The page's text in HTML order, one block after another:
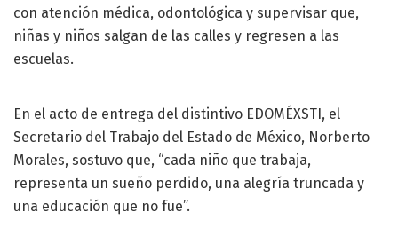
con atención médica, odontológica y supervisar que,
niñas y niños salgan de las calles y regresen a las
escuelas.
En el acto de entrega del distintivo EDOMÉXSTI, el
Secretario del Trabajo del Estado de México, Norberto
Morales, sostuvo que, “cada niño que trabaja,
representa un sueño perdido, una alegría truncada y
una educación que no fue”.